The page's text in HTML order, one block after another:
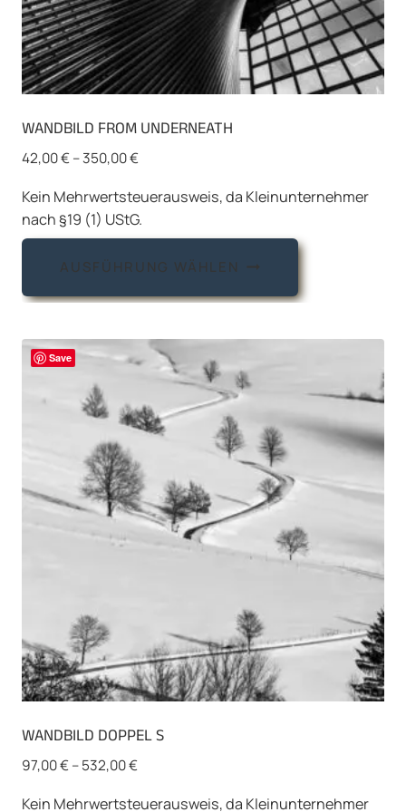
WANDBILD FROM UNDERNEATH
42,00€–350,00€
Kein Mehrwertsteuerausweis, da Kleinunternehmer
nach §19 (1) UStG.
AUSFÜHRUNG WÄHLEN
Dieses
weist
Die
Optionen
können
auf
Produktseite
gewählt
werden
Save
WANDBILD DOPPEL S
97,00€–532,00€
Kein Mehrwertsteuerausweis, da Kleinunternehmer